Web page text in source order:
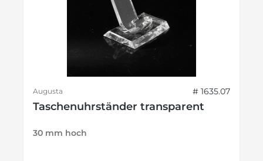
Augusta # 1635.07
Taschenuhrständer transparent
30 mm hoch